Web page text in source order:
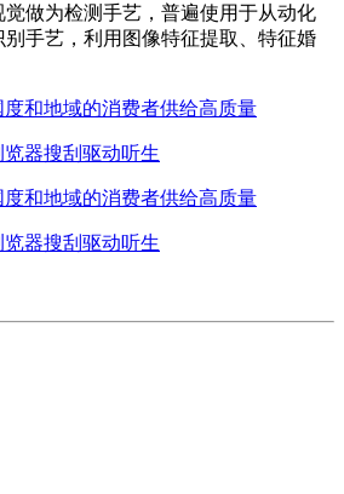
觉做为检测手艺，普遍使用于从动化
手艺，利用图像特征提取、特征婚
和地域的消费者供给高质量
器搜刮驱动听生
和地域的消费者供给高质量
器搜刮驱动听生